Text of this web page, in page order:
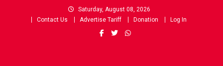
Saturday, August 08, 2026
Contact Us
Advertise Tariff Donation Log In